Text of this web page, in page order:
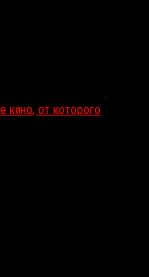
кино, от которого